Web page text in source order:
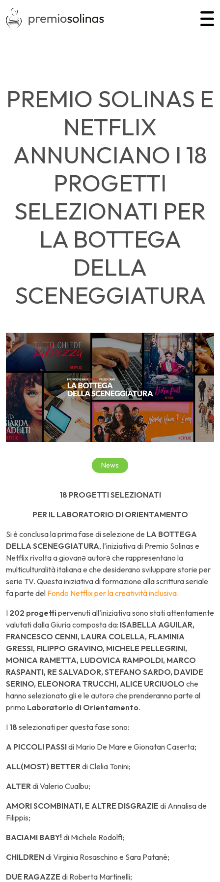
PREMIO SOLINAS E
NETFLIX
ANNUNCIANO I 18
PROGETTI
SELEZIONATI PER
LA BOTTEGA
DELLA
SCENEGGIATURA
News
18 PROGETTI SELEZIONATI
PER IL LABORATORIO DI ORIENTAMENTO
Si è conclusa la prima fase di selezione de LA BOTTEGA
DELLA SCENEGGIATURA, l’iniziativa di Premio Solinas e
Netflix rivolta a giovanə autorə che rappresentano la
multiculturalità italiana e che desiderano sviluppare storie per
serie TV. Questa iniziativa di formazione alla scrittura seriale
fa parte del Fondo Netflix per la creatività inclusiva.
I 202 progettipervenuti all’iniziativa sono stati attentamente
valutati dalla Giuria composta da: ISABELLA AGUILAR,
FRANCESCO CENNI, LAURA COLELLA, FLAMINIA
GRESSI, FILIPPO GRAVINO, MICHELE PELLEGRINI,
MONICA RAMETTA, LUDOVICA RAMPOLDI, MARCO
RASPANTI, RE SALVADOR, STEFANO SARDO, DAVIDE
SERINO, ELEONORA TRUCCHI, ALICE URCIUOLO che
hanno selezionato gli e le autorə che prenderanno parte al
primo Laboratorio di Orientamento.
I 18 selezionati per questa fase sono:
A PICCOLI PASSIdi Mario De Mare e Gionatan Caserta;
ALL(MOST) BETTER di Clelia Tonini;
ALTER di Valerio Cualbu;
AMORI SCOMBINATI, E ALTRE DISGRAZIE di Annalisa de
Filippis;
BACIAMI BABY!di Michele Rodolfi;
CHILDRENdi Virginia Rosaschino e Sara Patanè;
DUE RAGAZZE di Roberta Martinelli;